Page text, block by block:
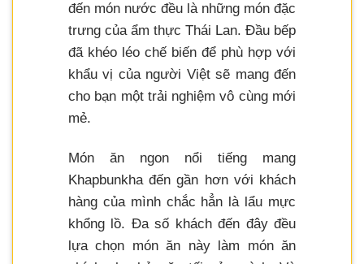
đến món nước đều là những món đặc
trưng của ẩm thực Thái Lan. Đầu bếp
đã khéo léo chế biến để phù hợp với
khẩu vị của người Việt sẽ mang đến
cho bạn một trải nghiệm vô cùng mới
mẻ.
Món ăn ngon nổi tiếng mang
Khapbunkha đến gần hơn với khách
hàng của mình chắc hẳn là lẩu mực
khổng lồ. Đa số khách đến đây đều
lựa chọn món ăn này làm món ăn